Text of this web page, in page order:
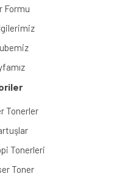
Formu
Tonerler
Tonerleri
Toner